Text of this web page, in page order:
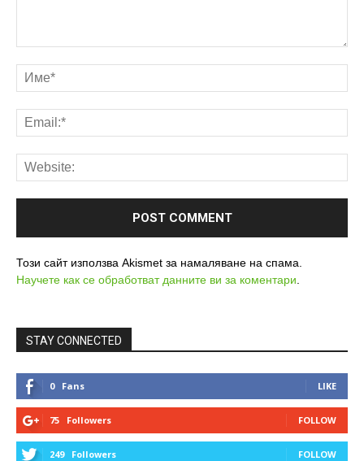
Този сайт използва Akismet за намаляване на спама.
Научете как се обработват данните ви за коментари
STAY CONNECTED
0 Fans LIKE
75 Followers FOLLOW
249 Followers FOLLOW